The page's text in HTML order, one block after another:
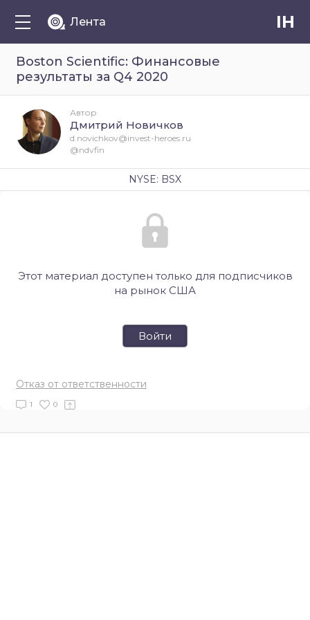
Лента IH
Boston Scientific: Финансовые
результаты за Q4 2020
Этот материал доступен только для подписчиков
на рынок США
Войти
Отказ от ответственности
1 0
Автор
Дмитрий Новичков
d.novichkov@invest-heroes.ru
@ndvfin
NYSE: BSX